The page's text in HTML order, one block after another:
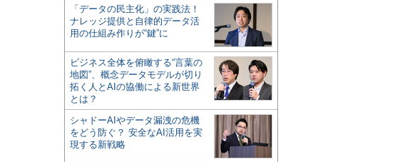
「データの民主化」の実践法！
ナレッジ提供と自律的データ活
用の仕組み作りが“鍵”に
ビジネス全体を俯瞰する“言葉の
地図”、概念データモデルが切り
拓く人とAIの協働による新世界
とは？
シャドーAIやデータ漏洩の危機
をどう防ぐ？ 安全なAI活用を実
現する新戦略